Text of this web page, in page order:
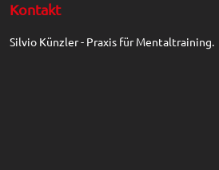
Kontakt
Silvio Künzler - Praxis für Mentaltraining.